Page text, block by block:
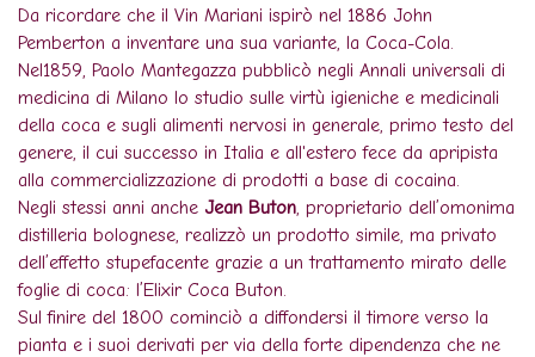
Da ricordare che il Vin Mariani ispirò nel 1886 John
Pemberton a inventare una sua variante, la Coca-Cola.
Nel1859, Paolo Mantegazza pubblicò negli Annali universali di
medicina di Milano lo studio sulle virtù igieniche e medicinali
della coca e sugli alimenti nervosi in generale, primo testo del
genere, il cui successo in Italia e all'estero fece da apripista
alla commercializzazione di prodotti a base di cocaina.
Negli stessi anni anche Jean Buton, proprietario dell’omonima
distilleria bolognese, realizzò un prodotto simile, ma privato
dell’effetto stupefacente grazie a un trattamento mirato delle
foglie di coca: l’Elixir Coca Buton.
Sul finire del 1800 cominciò a diffondersi il timore verso la
pianta e i suoi derivati per via della forte dipendenza che ne